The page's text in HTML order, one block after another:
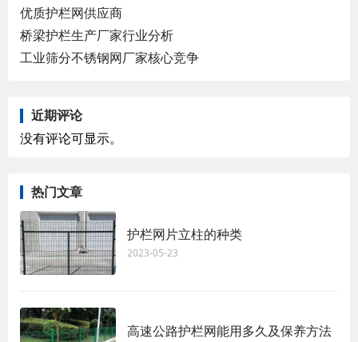
优质护栏网供应商
桥梁护栏生产厂家行业分析
工业筛分不锈钢网厂家核心竞争
近期评论
没有评论可显示。
热门文章
护栏网片立柱的种类
2023-05-23
高速公路护栏网能用多久及保养方法